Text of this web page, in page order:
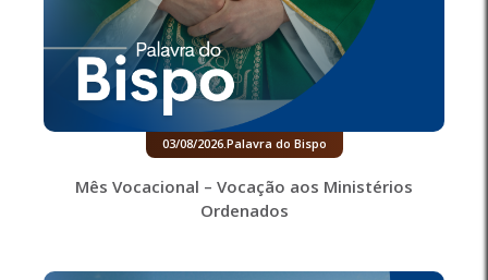
03/08/2026.Palavra do Bispo
Mês Vocacional – Vocação aos Ministérios
Ordenados